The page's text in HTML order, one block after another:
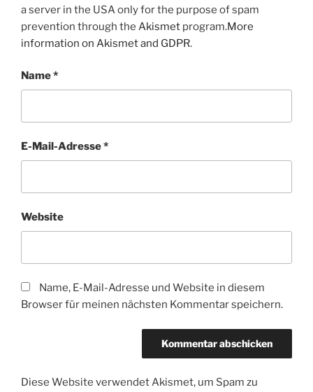
a server in the USA only for the purpose of spam
prevention through the Akismet program.More
information on Akismet and GDPR.
Name*
E-Mail-Adresse*
Website
Name, E-Mail-Adresse und Website in diesem
Browser für meinen nächsten Kommentar speichern.
Diese Website verwendet Akismet, um Spam zu